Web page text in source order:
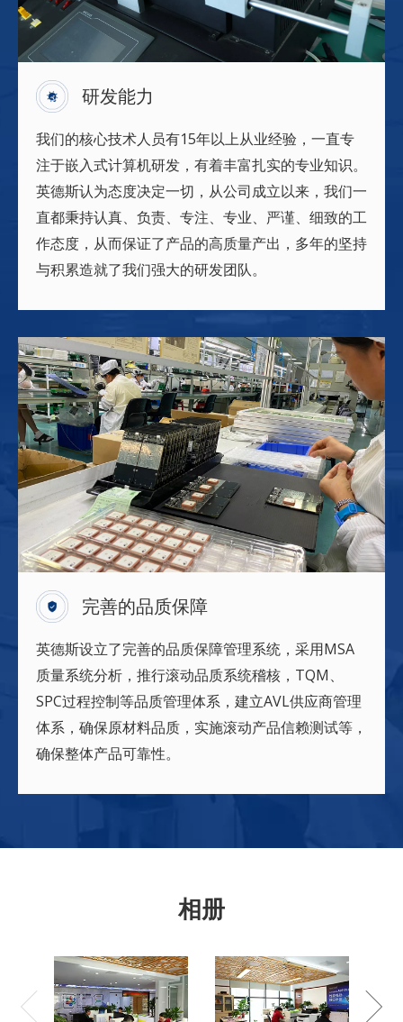
研发能力
我们的核心技术人员有15年以上从业经验，一直专
注于嵌入式计算机研发，有着丰富扎实的专业知识。
英德斯认为态度决定一切，从公司成立以来，我们一
直都秉持认真、负责、专注、专业、严谨、细致的工
作态度，从而保证了产品的高质量产出，多年的坚持
与积累造就了我们强大的研发团队。
完善的品质保障
英德斯设立了完善的品质保障管理系统，采用MSA
质量系统分析，推行滚动品质系统稽核，TQM、
SPC过程控制等品质管理体系，建立AVL供应商管理
体系，确保原材料品质，实施滚动产品信赖测试等，
确保整体产品可靠性。
相册